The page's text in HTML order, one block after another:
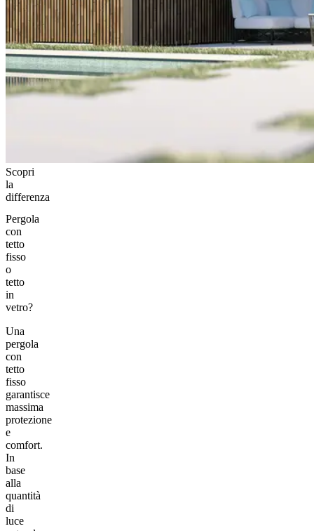
Scopri
la
differenza
Pergola
con
tetto
fisso
o
tetto
in
vetro?
Una
pergola
con
tetto
fisso
garantisce
massima
protezione
e
comfort.
In
base
alla
quantità
di
luce